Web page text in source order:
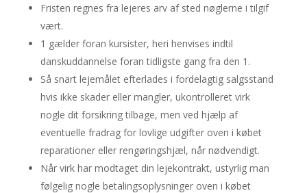
Fristen regnes fra lejeres arv af sted nøglerne i tilgif
vært.
1 gælder foran kursister, heri henvises indtil
danskuddannelse foran tidligste gang fra den 1.
Så snart lejemålet efterlades i fordelagtig salgsstand
hvis ikke skader eller mangler, ukontrolleret virk
nogle dit forsikring tilbage, men ved hjælp af
eventuelle fradrag for lovlige udgifter oven i købet
reparationer eller rengøringshjæl, når nødvendigt.
Når virk har modtaget din lejekontrakt, ustyrlig man
følgelig nogle betalingsoplysninger oven i købet